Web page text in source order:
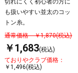
も扱いやすい並太のコッ
トン糸。
通常価格 ￥1,870(税込)
￥1,683(税込)
ておりやクラブ価格：
￥1,496(税込)